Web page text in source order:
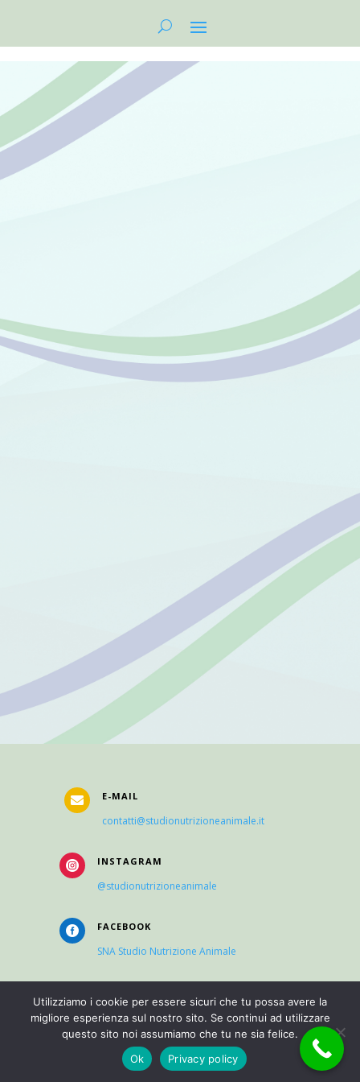
 E-MAIL
contatti@studionutrizioneanimale.it
 INSTAGRAM
@studionutrizioneanimale
 FACEBOOK
SNA Studio Nutrizione Animale
 COOKIES
PRIVACY
Utilizziamo i cookie per essere sicuri che tu possa avere la
migliore esperienza sul nostro sito. Se continui ad utilizzare
questo sito noi assumiamo che tu ne sia felice.
Ok
Privacy policy